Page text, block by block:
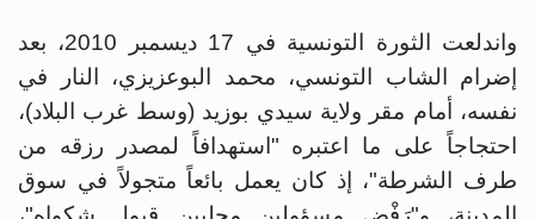
واندلعت الثورة التونسية في 17 ديسمبر 2010، بعد
إضرام الشاب التونسي، محمد البوعزيزي، النار في
نفسه، أمام مقر ولاية سيدي بوزيد (وسط غرب البلاد)،
احتجاجاً على ما اعتبره "استهدافاً لمصدر رزقه من
طرف الشرطة"، إذ كان يعمل بائعاً متجولاً في سوق